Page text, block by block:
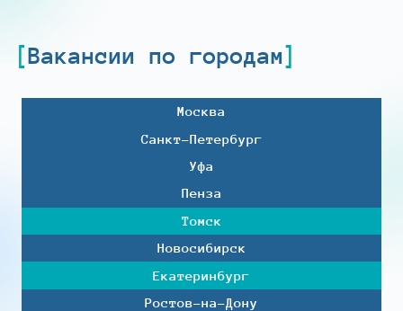
Вакансии по городам
Москва
Санкт-Петербург
Уфа
Пенза
Томск
Новосибирск
Екатеринбург
Ростов-на-Дону